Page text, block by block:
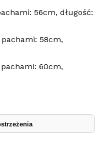
56cm, długość:
58cm,
60cm,